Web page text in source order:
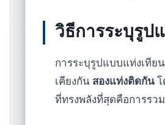
วิธีการระบุรูป
การระบุรูปแบบแท่งเทีย
เคียงกัน สองแท่งติดกัน
ที่ทรงพลังที่สุดคือการร